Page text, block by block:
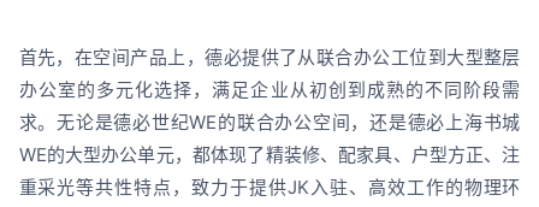
首先，在空间产品上，德必提供了从联合办公工位到大型整层
办公室的多元化选择，满足企业从初创到成熟的不同阶段需
求。无论是德必世纪WE的联合办公空间，还是德必上海书城
WE的大型办公单元，都体现了精装修、配家具、户型方正、注
重采光等共性特点，致力于提供JK入驻、高效工作的物理环